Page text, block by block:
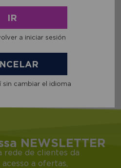
NEWSLETTER
rede de clientes da
acesso a ofertas,
IR
a iniciar sesión
sin cambiar el idioma